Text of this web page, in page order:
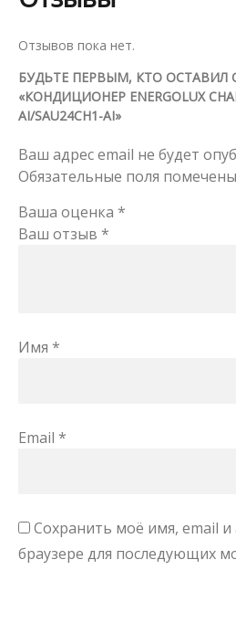
Отзывов пока нет.
БУДЬТЕ ПЕРВЫМ, КТО ОСТАВИЛ
«КОНДИЦИОНЕР ENERGOLUX
AI/SAU24CH1-AI»
Ваш адрес email не будет
Обязательные поля помечены
Ваша оценка *
Ваш отзыв *
Имя *
Email *
Сохранить моё имя, email и
браузере для последующих